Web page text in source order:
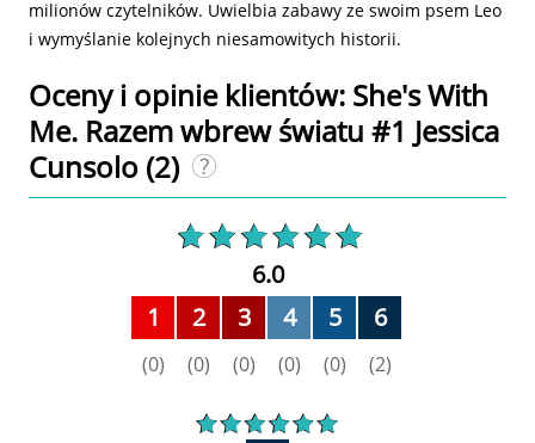
milionów czytelników. Uwielbia zabawy ze swoim psem Leo
i wymyślanie kolejnych niesamowitych historii.
Oceny i opinie klientów: She's With
Me. Razem wbrew światu #1 Jessica
Cunsolo (2)
6.0
1
(0)
2
(0)
3
(0)
4
(0)
5
(0)
6
(2)